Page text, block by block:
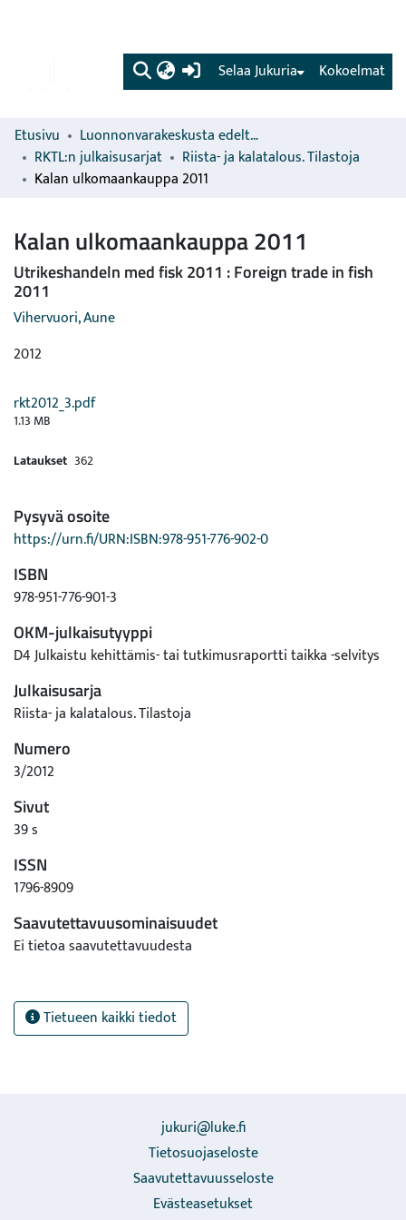
(current) Kokoelmat
Selaa Jukuria
Etusivu
Luonnonvarakeskusta edeltävien organisaatioiden sarjat
RKTL:n julkaisusarjat
Riista- ja kalatalous. Tilastoja
Kalan ulkomaankauppa 2011
Kalan ulkomaankauppa 2011
Utrikeshandeln med fisk 2011 : Foreign trade in fish
2011
Vihervuori, Aune
2012
rkt2012_3.pdf
1.13 MB
Lataukset 362
Pysyvä osoite
https://urn.fi/URN:ISBN:978-951-776-902-0
ISBN
978-951-776-901-3
OKM-julkaisutyyppi
D4 Julkaistu kehittämis- tai tutkimusraportti taikka -selvitys
Julkaisusarja
Riista- ja kalatalous. Tilastoja
Numero
3/2012
Sivut
39 s
ISSN
1796-8909
Saavutettavuusominaisuudet
Ei tietoa saavutettavuudesta
Tietueen kaikki tiedot
jukuri@luke.fi
Tietosuojaseloste
Saavutettavuusseloste
Evästeasetukset